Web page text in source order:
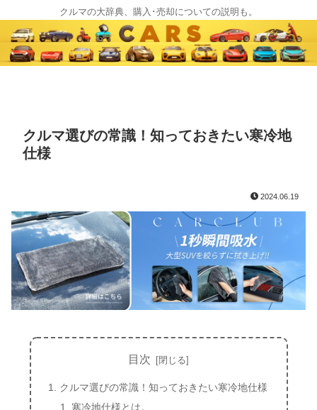
クルマの大辞典、購入･売却についての説明も。
クルマ選びの常識！知っておきたい寒冷地
仕様
2024.06.19
目次
クルマ選びの常識！知っておきたい寒冷地仕様
寒冷地仕様とは。